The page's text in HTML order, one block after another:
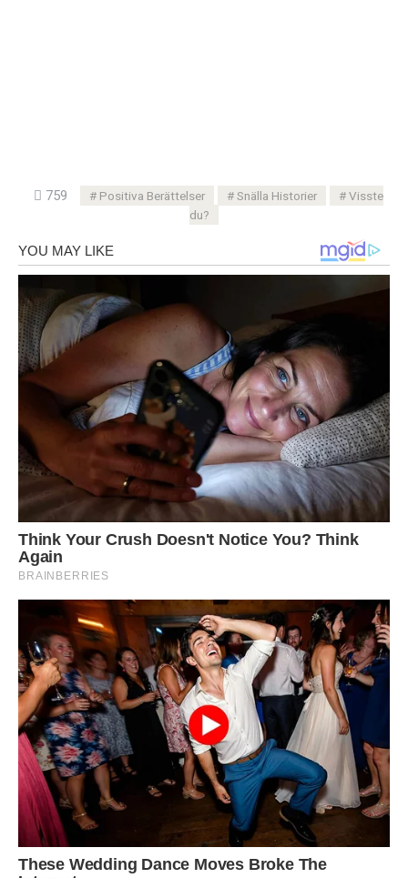
759 Positiva Berättelser Snälla Historier
Visste
du?